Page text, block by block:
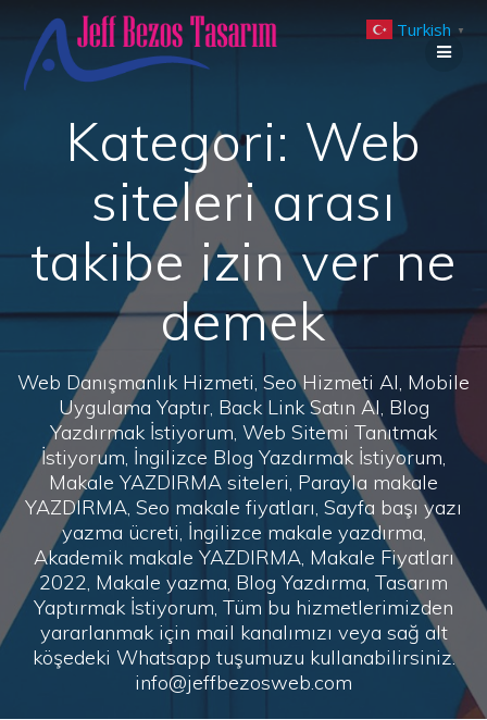
to
Kategori: Web
siteleri arası
takibe izin ver ne
demek
Web Danışmanlık Hizmeti, Seo Hizmeti Al, Mobile
Uygulama Yaptır, Back Link Satın Al, Blog
Yazdırmak İstiyorum, Web Sitemi Tanıtmak
İstiyorum, İngilizce Blog Yazdırmak İstiyorum,
Makale YAZDIRMA siteleri, Parayla makale
YAZDIRMA, Seo makale fiyatları, Sayfa başı yazı
yazma ücreti, İngilizce makale yazdırma,
Akademik makale YAZDIRMA, Makale Fiyatları
2022, Makale yazma, Blog Yazdırma, Tasarım
Yaptırmak İstiyorum, Tüm bu hizmetlerimizden
yararlanmak için mail kanalımızı veya sağ alt
köşedeki Whatsapp tuşumuzu kullanabilirsiniz.
info@jeffbezosweb.com
Turkish ▼